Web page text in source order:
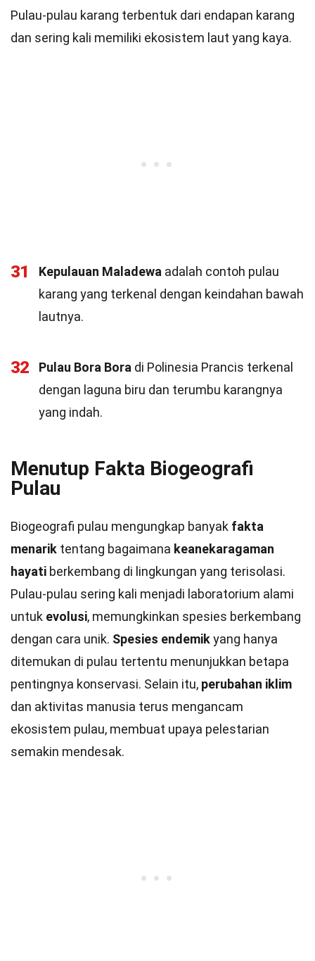
Pulau-pulau karang terbentuk dari endapan karang
dan sering kali memiliki ekosistem laut yang kaya.
31 Kepulauan Maladewa adalah contoh pulau
karang yang terkenal dengan keindahan bawah
lautnya.
32 Pulau Bora Bora di Polinesia Prancis terkenal
dengan laguna biru dan terumbu karangnya
yang indah.
Menutup Fakta Biogeografi
Pulau
Biogeografi pulau mengungkap banyak fakta
menarik tentang bagaimana keanekaragaman
hayati berkembang di lingkungan yang terisolasi.
Pulau-pulau sering kali menjadi laboratorium alami
untuk evolusi, memungkinkan spesies berkembang
dengan cara unik. Spesies endemikyang hanya
ditemukan di pulau tertentu menunjukkan betapa
pentingnya konservasi. Selain itu, perubahan iklim
dan aktivitas manusia terus mengancam
ekosistem pulau, membuat upaya pelestarian
semakin mendesak.